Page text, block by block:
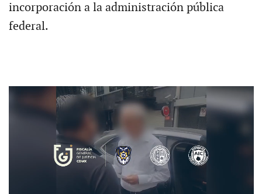
incorporación a la administración pública
federal.